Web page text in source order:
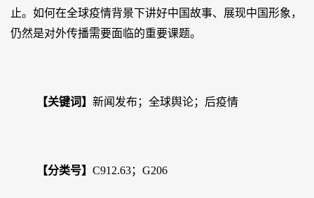
止。如何在全球疫情背景下讲好中国故事、展现中国形象，
仍然是对外传播需要面临的重要课题。
【关键词】新闻发布；全球舆论；后疫情
【分类号】C912.63；G206